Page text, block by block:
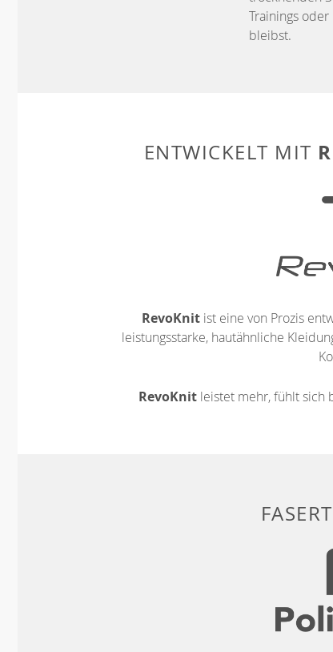
Trainings
bleibst.
ENTWICKELT MIT
RevoKnit ist eine von Prozis
leistungsstarke, hautähnliche
RevoKnitleistet mehr, fühlt sich